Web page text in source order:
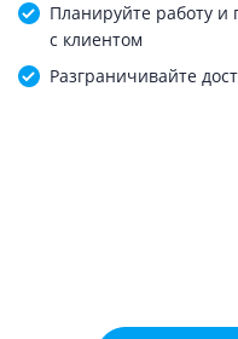
Планируйте работу
с клиентом
Разграничивайте